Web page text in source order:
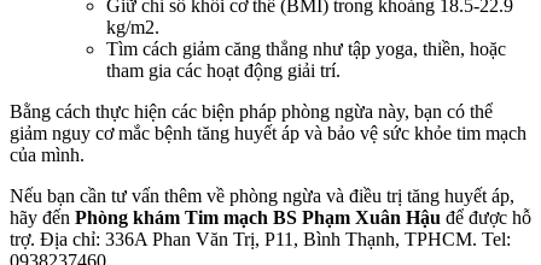
Giữ chỉ số khối cơ thể (BMI) trong khoảng 18.5-22.9
kg/m2.
Tìm cách giảm căng thẳng như tập yoga, thiền, hoặc
tham gia các hoạt động giải trí.
Bằng cách thực hiện các biện pháp phòng ngừa này, bạn có thể
giảm nguy cơ mắc bệnh tăng huyết áp và bảo vệ sức khỏe tim mạch
của mình.
Nếu bạn cần tư vấn thêm về phòng ngừa và điều trị tăng huyết áp,
hãy đến Phòng khám Tim mạch BS Phạm Xuân Hậu để được hỗ
trợ. Địa chỉ: 336A Phan Văn Trị, P11, Bình Thạnh, TPHCM. Tel:
0938237460.